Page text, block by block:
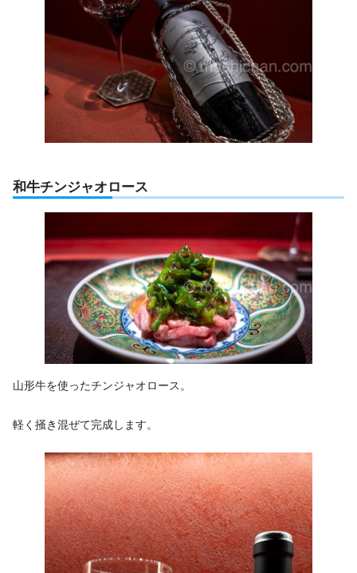
和牛チンジャオロース
山形牛を使ったチンジャオロース。
軽く掻き混ぜて完成します。